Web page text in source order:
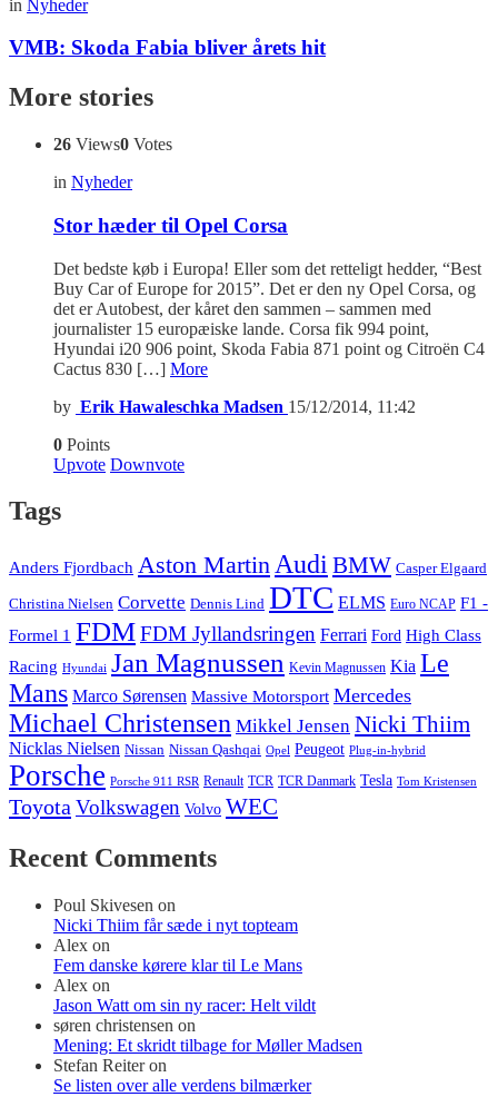
in Nyheder
VMB: Skoda Fabia bliver årets hit
More stories
26 Views0 Votes
in Nyheder
Stor hæder til Opel Corsa
Det bedste køb i Europa! Eller som det retteligt hedder, “Best
Buy Car of Europe for 2015”. Det er den ny Opel Corsa, og
det er Autobest, der kåret den sammen – sammen med
journalister 15 europæiske lande. Corsa fik 994 point,
Hyundai i20 906 point, Skoda Fabia 871 point og Citroën C4
Cactus 830 […] More
by Erik Hawaleschka Madsen 15/12/2014, 11:42
0 Points
Upvote Downvote
Tags
Anders Fjordbach Aston Martin Audi BMW Casper Elgaard
Christina Nielsen Corvette Dennis Lind DTC ELMS Euro NCAP F1 -
Formel 1 FDMFDM Jyllandsringen Ferrari Ford High Class
Racing Hyundai Jan Magnussen Kevin Magnussen Kia Le
Mans Marco Sørensen Massive Motorsport Mercedes
Michael Christensen Mikkel Jensen Nicki Thiim
Nicklas Nielsen Nissan Nissan Qashqai Opel Peugeot Plug-in-hybrid
Porsche Porsche 911 RSR Renault TCR TCR Danmark Tesla Tom Kristensen
Toyota Volkswagen Volvo WEC
Recent Comments
Poul Skivesen on
Nicki Thiim får sæde i nyt topteam
Alex on
Fem danske kørere klar til Le Mans
Alex on
Jason Watt om sin ny racer: Helt vildt
søren christensen on
Mening: Et skridt tilbage for Møller Madsen
Stefan Reiteron
Se listen over alle verdens bilmærker